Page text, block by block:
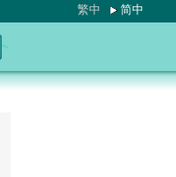
繁中 简中